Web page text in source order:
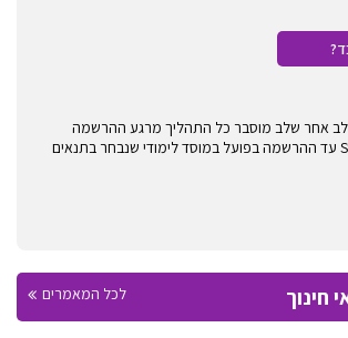
אחר שלב מוסבר כל התהליך מרגע ההרשמה
באתר StudyChoice עד ההרשמה בפועל במוסד לימודי שנבחר בתנאים
חינוך לכל המאמרים